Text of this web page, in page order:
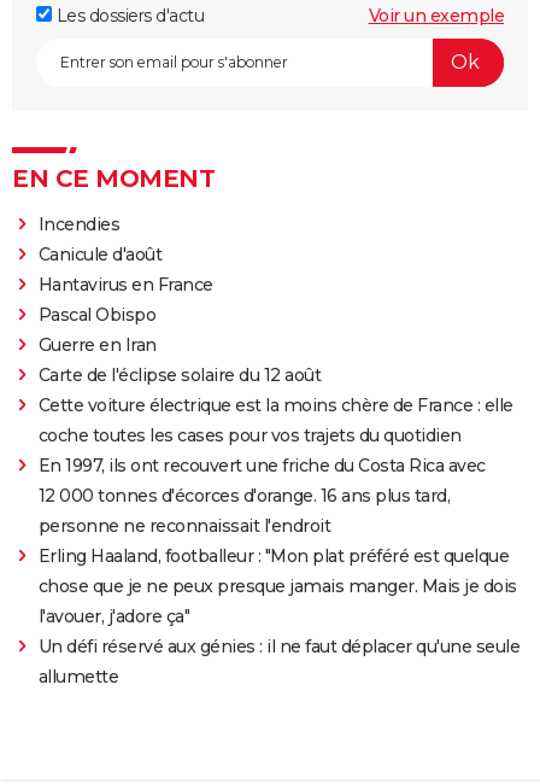
Les dossiers d'actu
Voir un exemple
EN CE MOMENT
Incendies
Canicule d'août
Hantavirus en France
Pascal Obispo
Guerre en Iran
Carte de l'éclipse solaire du 12 août
Cette voiture électrique est la moins chère de France : elle
coche toutes les cases pour vos trajets du quotidien
En 1997, ils ont recouvert une friche du Costa Rica avec
12 000 tonnes d'écorces d'orange. 16 ans plus tard,
personne ne reconnaissait l'endroit
Erling Haaland, footballeur : "Mon plat préféré est quelque
chose que je ne peux presque jamais manger. Mais je dois
l'avouer, j'adore ça"
Un défi réservé aux génies : il ne faut déplacer qu'une seule
allumette